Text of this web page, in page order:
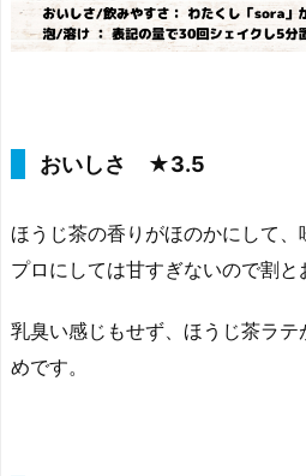
おいしさ ★3.5
ほうじ茶の香りがほのかにして
プロにしては甘すぎないので割と
乳臭い感じもせず、ほうじ茶ラ
めです。